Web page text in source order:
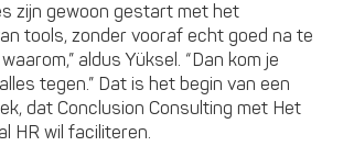
zijn gewoon gestart met het
tools, zonder vooraf echt goed na te
aldus Yüksel. “Dan kom je
tegen.” Dat is het begin van een
dat Conclusion Consulting met Het
HR wil faciliteren.